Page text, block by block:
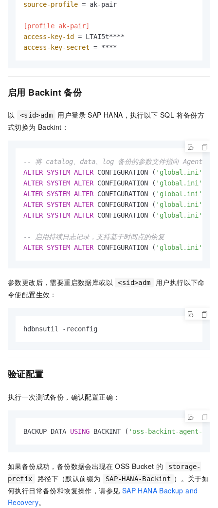
source-profile = ak-pair
[profile ak-pair]
access-key-id
access-key-secret = ****
启用 Backint 备份
以 <sid>adm
用户登录 SAP HANA，执行以下 SQL 将备份方
式切换为 Backint：
-- 将 catalog、data、log 备份的参数文件指向 Agent 配
ALTER SYSTEM ALTER CONFIGURATION ( 'global.ini'
ALTER SYSTEM ALTER CONFIGURATION ( 'global.ini'
ALTER SYSTEM ALTER CONFIGURATION ( 'global.ini'
ALTER SYSTEM ALTER CONFIGURATION ( 'global.ini'
ALTER SYSTEM ALTER CONFIGURATION ( 'global.ini'
-- 启用持续日志记录，支持基于时间点的恢复
ALTER SYSTEM ALTER CONFIGURATION ( 'global.ini'
参数更改后，需要重启数据库或以 <sid>adm
用户执行以下命
令使配置生效：
hdbnsutil -reconfig
验证配置
执行一次测试备份，确认配置正确：
BACKUP DATA USING BACKINT ( 'oss-backint-agent-
如果备份成功，备份数据会出现在 OSS Bucket 的
storage-
prefix
路径下（默认前缀为 SAP-HANA-Backint ）。关于如
何执行日常备份和恢复操作，请参见 SAP HANA Backup and
Recovery。